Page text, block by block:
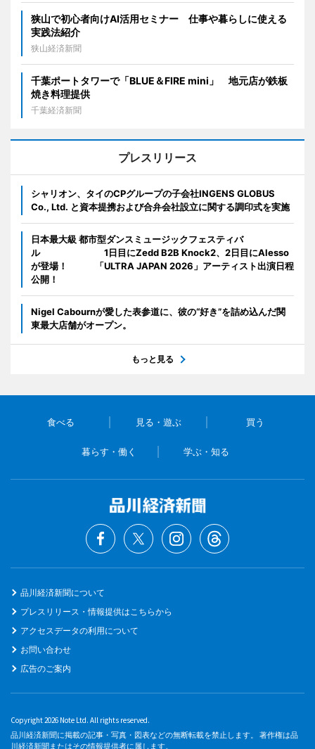
狭山で初心者向けAI活用セミナー 仕事や暮らしに使える
実践法紹介
狭山経済新聞
千葉ポートタワーで「BLUE＆FIRE mini」 地元店が鉄板
焼き料理提供
千葉経済新聞
プレスリリース
シャリオン、タイのCPグループの子会社INGENS GLOBUS
Co., Ltd. と資本提携および合弁会社設立に関する調印式を実施
日本最大級 都市型ダンスミュージックフェスティバ
ル 1日目にZedd B2B Knock2、2日目にAlesso
が登場！ 「ULTRA JAPAN 2026」アーティスト出演日程
公開！
Nigel Cabournが愛した表参道に、彼の“好き”を詰め込んだ関
東最大店舗がオープン。
もっと見る
食べる 見る・遊ぶ 買う
暮らす・働く 学ぶ・知る
品川経済新聞について
プレスリリース・情報提供はこちらから
アクセスデータの利用について
お問い合わせ
広告のご案内
Copyright 2026 Note Ltd. All rights reserved.
品川経済新聞に掲載の記事・写真・図表などの無断転載を禁止します。 著作権は品
川経済新聞またはその情報提供者に属します。